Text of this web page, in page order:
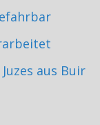
aus Buir